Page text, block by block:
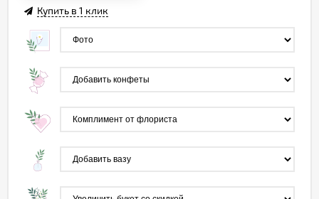
Купить в 1 клик